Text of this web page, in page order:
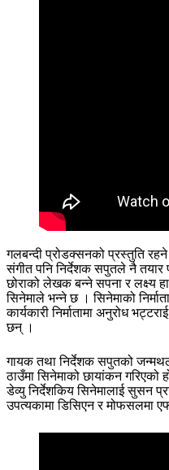
गलबन्दी प्रोडक्सनको प्रस्तुति
संगीत पनि निर्देशक सपुतले नै तयार
छोराको लेखक बन्ने सपना र लक्ष्य
सिनेमाले भन्ने छ । सिनेमाको
कार्यकारी निर्मातामा अनुरोध
छन् ।
गायक तथा निर्देशक सपुतको
ठाउँमा सिनेमाको छायांकन
डेव्यु निर्देशकिय सिनेमालाई सुसन
उपत्यकामा डिसिएन र मोफसलमा